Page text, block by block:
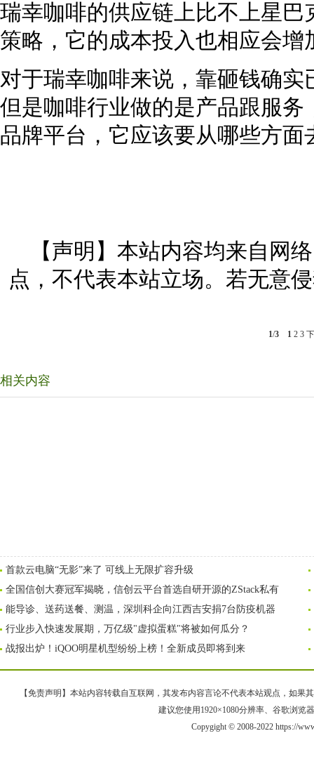
瑞幸咖啡的供应链上比不上星
策略，它的成本投入也相应会增
对于瑞幸咖啡来说，靠砸钱确
但是咖啡行业做的是产品跟服
品牌平台，它应该要从哪些方面
【声明】本站内容均来自网
点，不代表本站立场。若无意
1/3 1 2 3
相关内容
首款云电脑“无影”来了 可线上无限扩容升级
全国信创大赛冠军揭晓，信创云平台首选自研开源的ZStack私有
能导诊、送药送餐、测温，深圳科企向江西吉安捐7台防疫机器
行业步入快速发展期，万亿级"虚拟蛋糕"将被如何瓜分？
战报出炉！iQOO明星机型纷纷上榜！全新成员即将到来
【免责声明】本站内容转载自互联网，其发布内容言论不代表本站观点，如果
建议您使用1920×1080分辨率、谷歌浏览
Copygight © 2008-2022 https://